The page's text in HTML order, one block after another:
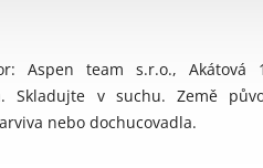
Aspen team s.r.o., Akátová
Skladujte v suchu. Země
nebo dochucovadla.